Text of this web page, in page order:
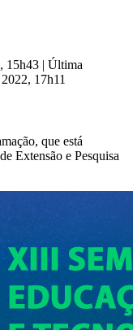
15h43 | Última
17h11
que está
Extensão e Pesquisa